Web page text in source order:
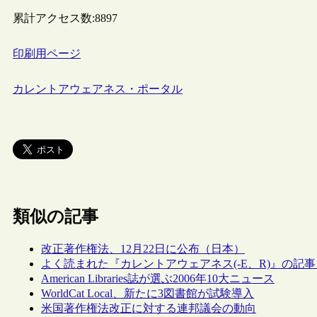
累計アクセス数:8897
印刷用ページ
カレントアウェアネス・ポータル
類似の記事
改正著作権法、12月22日に公布（日本）
よく読まれた『カレントアウェアネス(-E、R)』の記事
American Libraries誌が選ぶ2006年10大ニュース
WorldCat Local、新たに3図書館が試験導入
米国著作権法改正に対する連邦議会の動向